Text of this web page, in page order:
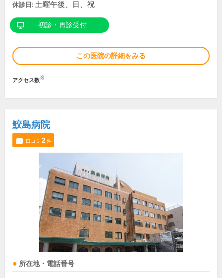
休診日: 土曜午後、日、祝
初診・再診受付
この医院の詳細をみる
アクセス数※
鮫島病院
口コミ 2件
所在地・電話番号